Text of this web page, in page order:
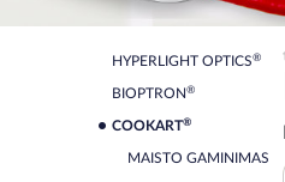
HYPERLIGHT OPTICS®
BIOPTRON®
COOKART®
MAISTO GAMINIMAS